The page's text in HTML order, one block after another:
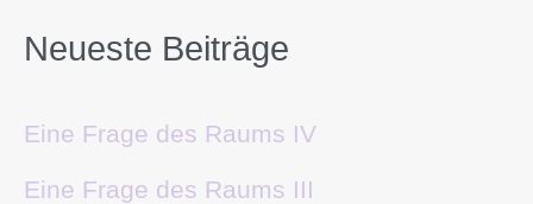
Neueste Beiträge
Eine Frage des Raums IV
Eine Frage des Raums III